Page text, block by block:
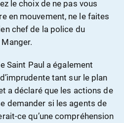
le choix de ne pas vous
en mouvement, ne le faites
chef de la police du
Saint Paul a également
tant sur le plan
a déclaré que les actions de
demander si les agents de
ce qu’une compréhension